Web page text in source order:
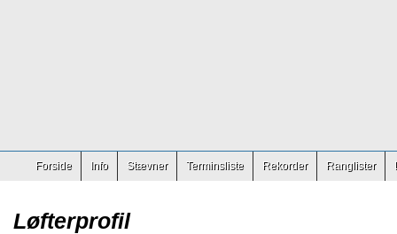
Forside Info Stævner Terminsliste Rekorder Ranglister
Løfterprofil